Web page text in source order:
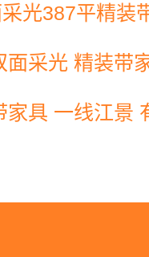
光387平精装
面采光 精装带
家具 一线江景